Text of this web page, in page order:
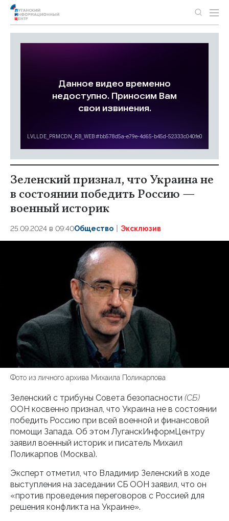
Зеленский признал, что Украина не
в состоянии победить Россию —
военный историк
25.09.2024 в 09:40Общество Эксклюзив
Фото из личного архива Михаила Поликарпова
Зеленский с трибуны Совета безопасности (СБ)
ООН косвенно признал, что Украина не в состоянии
победить Россию при всей военной и финансовой
помощи Запада. Об этом ЛуганскИнформЦентру
заявил военный историк и писатель Михаил
Поликарпов (Москва).
Эксперт отметил, что Владимир Зеленский в ходе
выступления на заседании СБ ООН заявил, что он
«против проведения переговоров с Россией для
решения конфликта на Украине».